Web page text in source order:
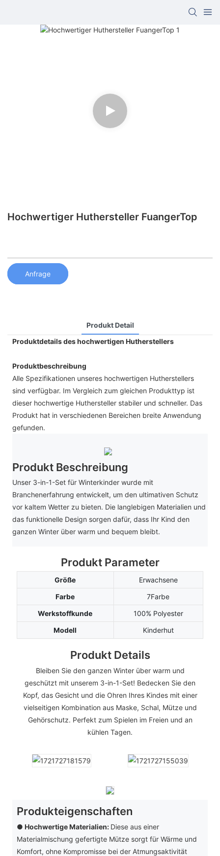
Hochwertiger Huthersteller FuangerTop
Anfrage
Produkt Detail
Produktdetails des hochwertigen Hutherstellers
Produktbeschreibung
Alle Spezifikationen unseres hochwertigen Hutherstellers
sind verfügbar. Im Vergleich zum gleichen Produkttyp ist
dieser hochwertige Huthersteller stabiler und schneller. Das
Produkt hat in verschiedenen Bereichen breite Anwendung
gefunden.
Produkt Beschreibung
Unser 3-in-1-Set für Winterkinder wurde mit
Branchenerfahrung entwickelt, um den ultimativen Schutz
vor kaltem Wetter zu bieten. Die langlebigen Materialien und
das funktionelle Design sorgen dafür, dass Ihr Kind den
ganzen Winter über warm und bequem bleibt.
Produkt Parameter
Größe
Erwachsene
Farbe
7Farbe
Werkstoffkunde
100% Polyester
Modell
Kinderhut
Produkt Details
Bleiben Sie den ganzen Winter über warm und
geschützt mit unserem 3-in-1-Set! Bedecken Sie den
Kopf, das Gesicht und die Ohren Ihres Kindes mit einer
vielseitigen Kombination aus Maske, Schal, Mütze und
Gehörschutz. Perfekt zum Spielen im Freien und an
kühlen Tagen.
Produkteigenschaften
● Hochwertige Materialien: Diese aus einer
Materialmischung gefertigte Mütze sorgt für Wärme und
Komfort, ohne Kompromisse bei der Atmungsaktivität